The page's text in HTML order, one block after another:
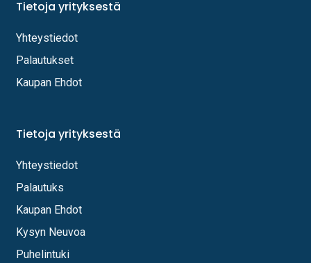
Tietoja yrityksestä
Yhteystiedot
Palautukset
Kaupan Ehdot
Tietoja yrityksestä
Yhteystiedot
Palautuks
Kaupan Ehdot
Kysyn Neuvoa
Puhelintuki